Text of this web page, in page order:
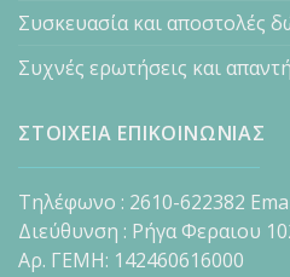
Συσκευασία και αποστολές
Συχνές ερωτήσεις και
ΣΤΟΙΧΕΙΑ ΕΠΙΚΟΙΝΩΝΙΑΣ
Τηλέφωνο : 2610-622382
Διεύθυνση : Ρήγα Φεραιου
Αρ. ΓΕΜΗ: 142460616000